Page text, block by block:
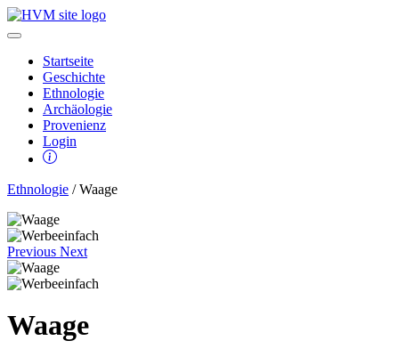
Startseite
Geschichte
Ethnologie
Archäologie
Provenienz
Login
Ethnologie / Waage
Previous Next
Waage